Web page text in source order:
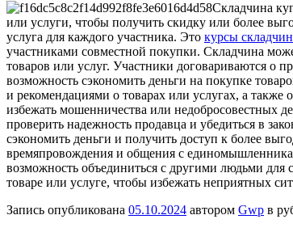
Склaдчинa
или услуги, чтобы получить скидку или более
услуга для каждого участника. Это курсы
участниками совместной покупки. Складчина
товаров или услуг. Участники договариваются о
возможность сэкономить деньги на покупке
и рекомендациями о товарах или услугах, а
избежать мошенничества или недобросовестных
проверить надежность продавца и убедиться в
сэкономить деньги и получить доступ к более
времяпровождения и общения с
возможность объединиться с другими людьми
товаре или услуге, чтобы избежать неприятных
Запись опубликована 05.10.2024 автором Gwp в